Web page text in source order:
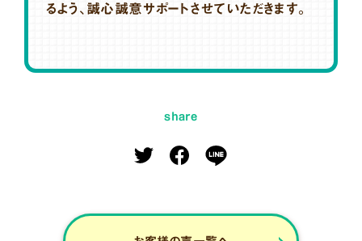
るよう、誠心誠意サポートさせていただきます。
share